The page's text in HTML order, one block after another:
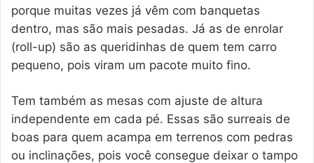
porque muitas vezes já vêm com banquetas
dentro, mas são mais pesadas. Já as de enrolar
(roll-up) são as queridinhas de quem tem carro
pequeno, pois viram um pacote muito fino.
Tem também as mesas com ajuste de altura
independente em cada pé. Essas são surreais de
boas para quem acampa em terrenos com pedras
ou inclinações, pois você consegue deixar o tampo